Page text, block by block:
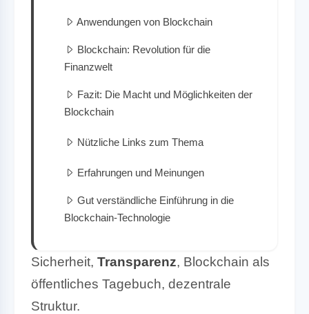
Anwendungen von Blockchain
Blockchain: Revolution für die
Finanzwelt
Fazit: Die Macht und Möglichkeiten der
Blockchain
Nützliche Links zum Thema
Erfahrungen und Meinungen
Gut verständliche Einführung in die
Blockchain-Technologie
Sicherheit, Transparenz, Blockchain als
öffentliches Tagebuch, dezentrale
Struktur.